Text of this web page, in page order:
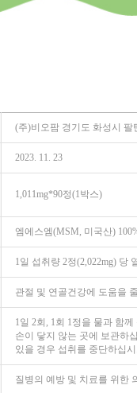
(주)비오팜 경기도 화성시 팔
2023. 11. 23
1,011mg*90정(1박스)
엠에스엠(MSM, 미국산)
1일 섭취량 2정(2,022mg) 당
관절 및 연골건강에 도움을
1일 2회, 1회 1정을 물과 함
손이 닿지 않는 곳에 보관하
있을 경우 섭취를 중단하십
질병의 예방 및 치료를 위한